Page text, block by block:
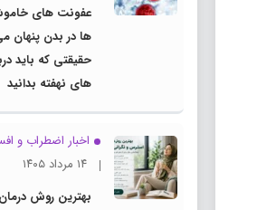
عفونت های
ها در بدن پنهان
حقیقتی که باید
های نهفته بدانید
اخبار اضطراب و
۱۴ مرداد ۱۴۰۵
بهترین روش